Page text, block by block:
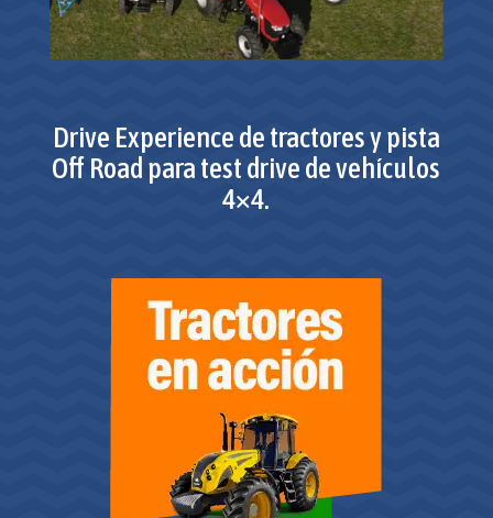
Drive Experience de tractores y pista
Off Road para test drive de vehículos
4×4.